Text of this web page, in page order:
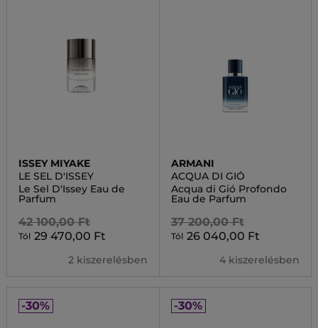
ISSEY MIYAKE
LE SEL D'ISSEY
Le Sel D'Issey Eau de
Parfum
42 100,00 Ft
Tól 29 470,00 Ft
2 kiszerelésben
ARMANI
ACQUA DI GIÓ
Acqua di Gió Profondo
Eau de Parfum
37 200,00 Ft
Tól 26 040,00 Ft
4 kiszerelésben
-30% -30%